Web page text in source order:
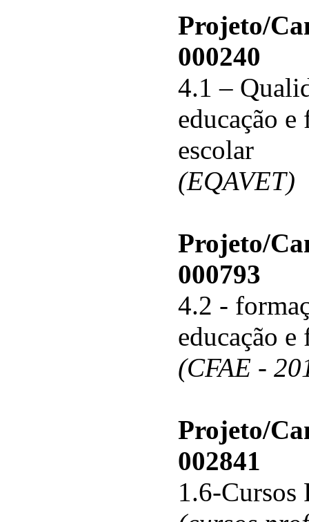
Projeto/
000240
4.1 –
educação e
escolar
(EQAVET)
Projeto/
000793
4.2 -
educação e
(CFAE -
Projeto/
002841
1.6-Cursos